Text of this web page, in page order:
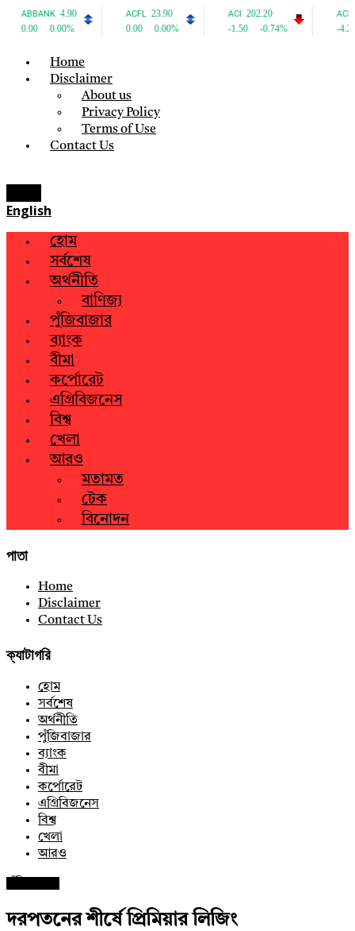
Home
Disclaimer
About us
Privacy Policy
Terms of Use
Contact Us
English
হোম
সর্বশেষ
অর্থনীতি
বাণিজ্য
পুঁজিবাজার
ব্যাংক
বীমা
কর্পোরেট
এগ্রিবিজনেস
বিশ্ব
খেলা
আরও
মতামত
টেক
বিনোদন
পাতা
Home
Disclaimer
Contact Us
ক্যাটাগরি
হোম
সর্বশেষ
অর্থনীতি
পুঁজিবাজার
ব্যাংক
বীমা
কর্পোরেট
এগ্রিবিজনেস
বিশ্ব
খেলা
আরও
দরপতনের শীর্ষে প্রিমিয়ার লিজিং